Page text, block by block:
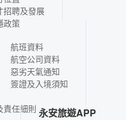
招聘及發展
政策
航班資料
航空公司資料
惡劣天氣通知
簽證及入境須知
責任細則 永安旅遊APP